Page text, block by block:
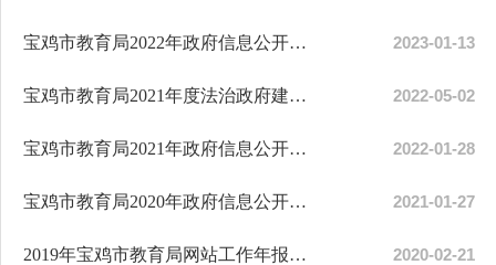
宝鸡市教育局2022年政府信息公开工作年度报告 2023-01-13
宝鸡市教育局2021年度法治政府建设报告 2022-05-02
宝鸡市教育局2021年政府信息公开工作年度报告 2022-01-28
宝鸡市教育局2020年政府信息公开工作年度报告 2021-01-27
2019年宝鸡市教育局网站工作年报报表 2020-02-21